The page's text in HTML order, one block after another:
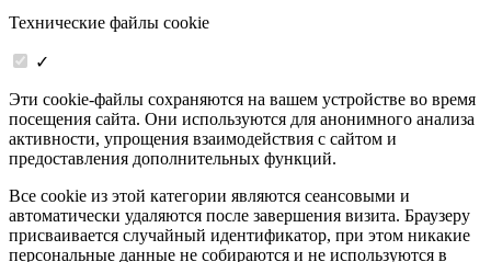
Технические файлы cookie
✓
Эти cookie-файлы сохраняются на вашем устройстве во время
посещения сайта. Они используются для анонимного анализа
активности, упрощения взаимодействия с сайтом и
предоставления дополнительных функций.
Все cookie из этой категории являются сеансовыми и
автоматически удаляются после завершения визита. Браузеру
присваивается случайный идентификатор, при этом никакие
персональные данные не собираются и не используются в